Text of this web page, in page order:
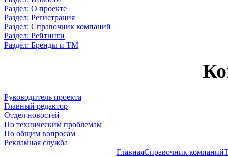
Раздел: О проекте
Раздел: Регистрация
Раздел: Справочник компаний
Раздел: Рейтинги
Раздел: Бренды и ТМ
Руководитель проекта
Главный редактор
Отдел новостей
По техническим проблемам
По общим вопросам
Рекламная служба
ГлавнаяСправочник компаний